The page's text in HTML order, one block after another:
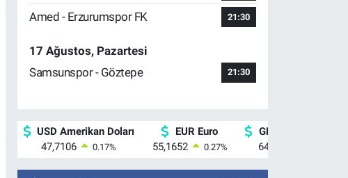
Amed - Erzurumspor FK 21:30
17 Ağustos, Pazartesi
Samsunspor - Göztepe
21:30
USD Amerikan Doları
47,7106
0.17%
EUR Euro
55,1652
0.27%
GBP İngiliz Sterlini
64,4046